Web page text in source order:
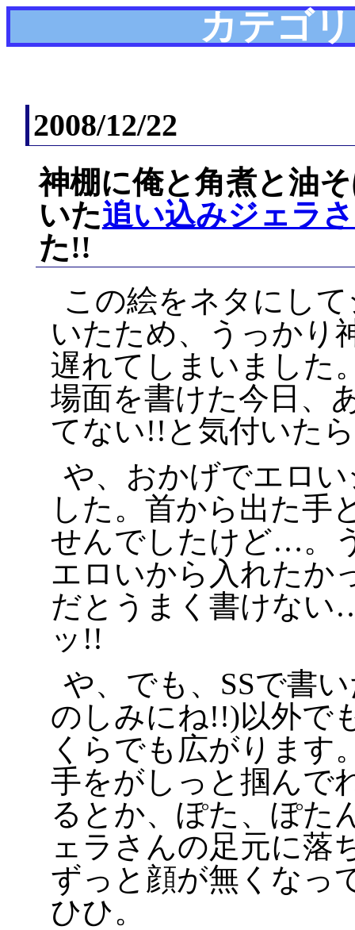
カテゴ
2008/12/22
神棚に俺と角煮と油
いた追い込みジェラ
た!!
この絵をネタにし
いたため、うっかり
遅れてしまいました
場面を書けた今日、
てない!!と気付いた
や、おかげでエロ
した。首から出た手
せんでしたけど…。
エロいから入れたか
だとうまく書けない
ッ!!
や、でも、SSで書
のしみにね!!)以外で
くらでも広がります
手をがしっと掴んで
るとか、ぽた、ぽた
ェラさんの足元に落
ずっと顔が無くなっ
ひひ。